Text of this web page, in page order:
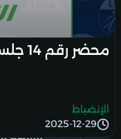
محضر رقم 14 جلسة يوم 29 ديسمبر 2025
2025-12-29
الإنضباط